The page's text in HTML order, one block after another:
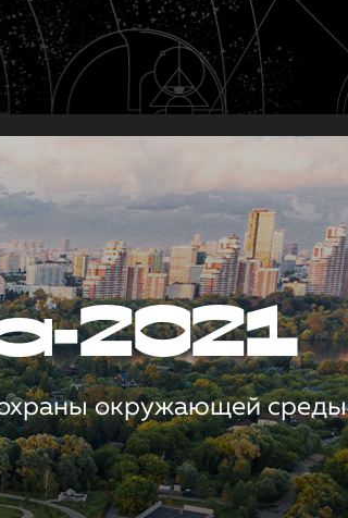
2021
охраны окружающей среды